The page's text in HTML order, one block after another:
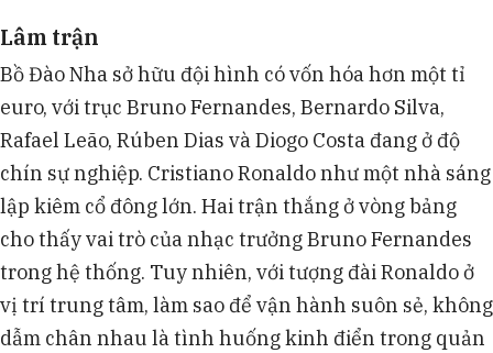
Lâm trận
Bồ Đào Nha sở hữu đội hình có vốn hóa hơn một tỉ
euro, với trục Bruno Fernandes, Bernardo Silva,
Rafael Leão, Rúben Dias và Diogo Costa đang ở độ
chín sự nghiệp. Cristiano Ronaldo như một nhà sáng
lập kiêm cổ đông lớn. Hai trận thắng ở vòng bảng
cho thấy vai trò của nhạc trưởng Bruno Fernandes
trong hệ thống. Tuy nhiên, với tượng đài Ronaldo ở
vị trí trung tâm, làm sao để vận hành suôn sẻ, không
dẫm chân nhau là tình huống kinh điển trong quản